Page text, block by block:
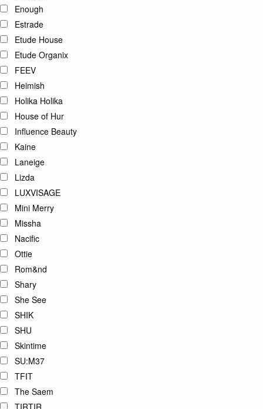
Enough
Estrade
Etude House
Etude Organix
FEEV
Heimish
Holika Holika
House of Hur
Influence Beauty
Kaine
Laneige
Lizda
LUXVISAGE
Mini Merry
Missha
Nacific
Ottie
Rom&nd
Shary
She See
SHIK
SHU
Skintime
SU:M37
TFIT
The Saem
TIRTIR